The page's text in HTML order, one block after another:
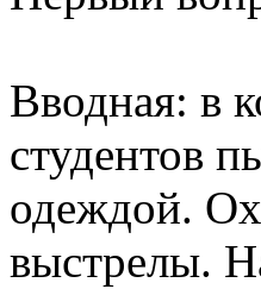
Вводная: в
студентов
одеждой.
выстрелы.